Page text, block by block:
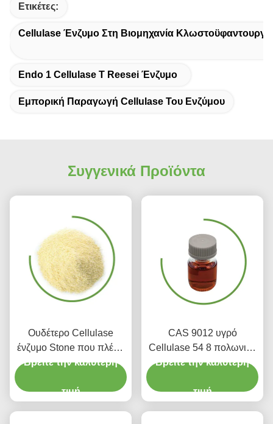
Ετικέτες:
Cellulase Ένζυμο Στη Βιομηχανία
Endo 1 Cellulase Τ Reesei Ένζυμο
Εμπορική Παραγωγή Cellulase Του Ενζύμου
Συγγενικά Προϊόντα
Ουδέτερο Cellulase
ένζυμο Stone που πλένει
ενζυμικό Cellulase στα
Βρείτε την καλύτερη
τιμή
CAS 9012 υγρό
Cellulase 54 8 πολωνικό
ύφασμα ενζυμικής
βιοδιασπάσιμο
Βρείτε την καλύτερη
τιμή